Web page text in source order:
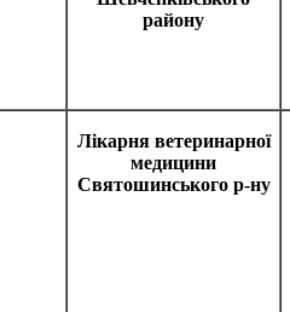
району
Лікарня ветеринарної
медицини
Святошинського р-ну